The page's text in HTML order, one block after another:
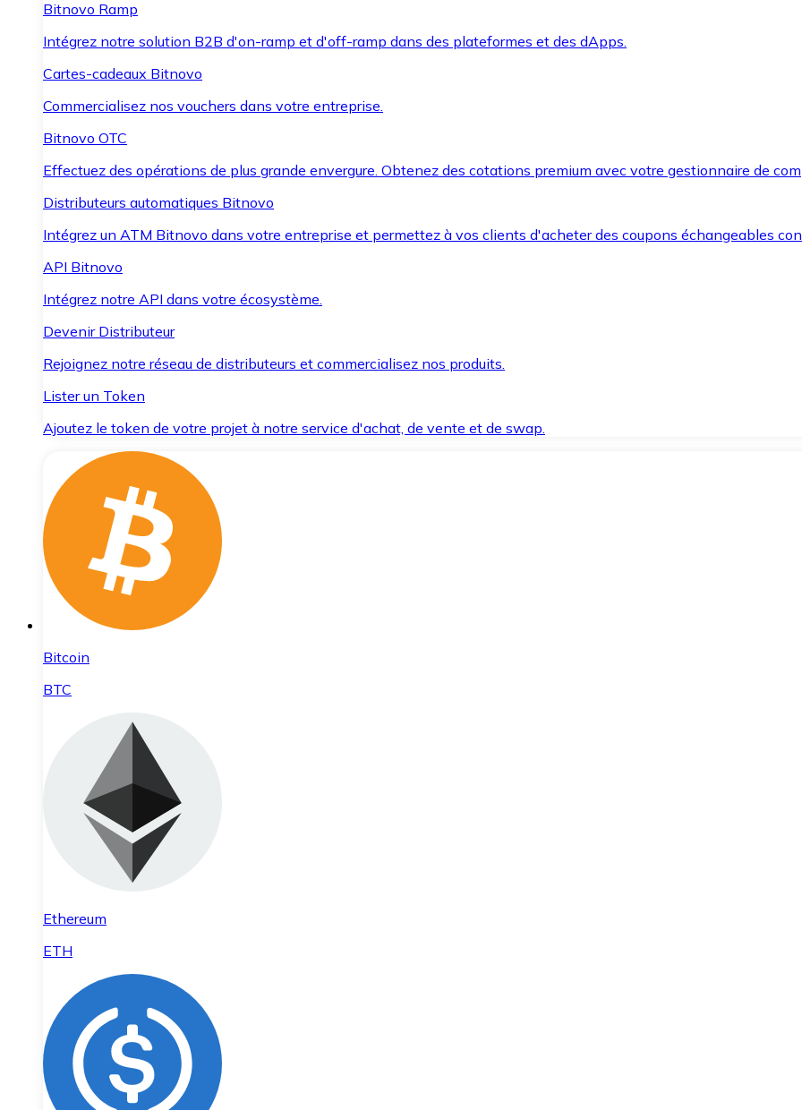
Bitnovo Ramp
Intégrez notre solution B2B d'on-ramp et d'off-ramp dans des plateformes et des dApps.
Cartes-cadeaux Bitnovo
Commercialisez nos vouchers dans votre entreprise.
Bitnovo OTC
Effectuez des opérations de plus grande envergure. Obtenez des cotations premium avec votre gestionnaire de
Distributeurs automatiques Bitnovo
Intégrez un ATM Bitnovo dans votre entreprise et permettez à vos clients d'acheter des coupons échangeables
API Bitnovo
Intégrez notre API dans votre écosystème.
Devenir Distributeur
Rejoignez notre réseau de distributeurs et commercialisez nos produits.
Lister un Token
Ajoutez le token de votre projet à notre service d'achat, de vente et de swap.
Bitcoin
BTC
Ethereum
ETH